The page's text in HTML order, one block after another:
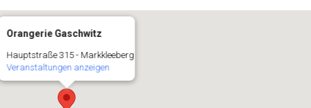
Orangerie Gaschwitz
Hauptstraße 315 - Markkleeberg
Veranstaltungen anzeigen